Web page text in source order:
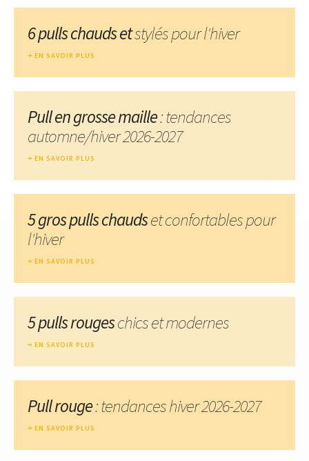
6 pulls chauds etstylés pour l'hiver
EN SAVOIR PLUS
Pull en grosse maille: tendances
automne/hiver 2026-2027
EN SAVOIR PLUS
5 gros pulls chaudset confortables pour
l'hiver
EN SAVOIR PLUS
5 pulls rougeschics et modernes
EN SAVOIR PLUS
Pull rouge: tendances hiver 2026-2027
EN SAVOIR PLUS